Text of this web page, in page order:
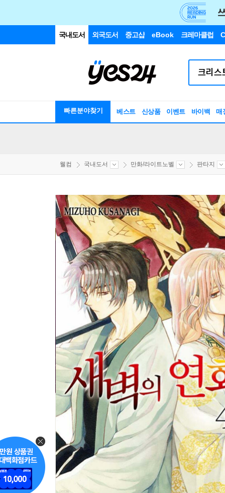
국내도서 외국도서 중고샵 eBook 크레마클럽
빠른분야찾기 베스트 신상품 이벤트 바이백 매
웰컴 국내도서 만화/라이트노벨 판타지